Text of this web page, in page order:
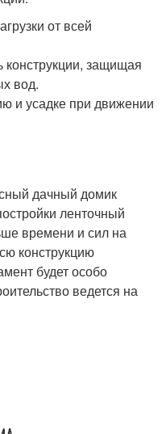
от всей
конструкции, защищая
вод.
и усадке при движении
дачный домик
ленточный
времени и сил на
конструкцию
будет особо
ведется на